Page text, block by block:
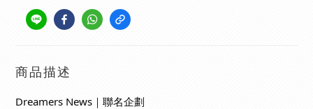
商品描述
Dreamers News｜聯名企劃